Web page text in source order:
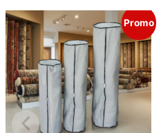
Promo